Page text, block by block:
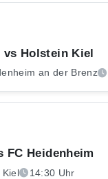
vs Holstein Kiel
an der Brenz
FC Heidenheim
Kiel 14:30 Uhr